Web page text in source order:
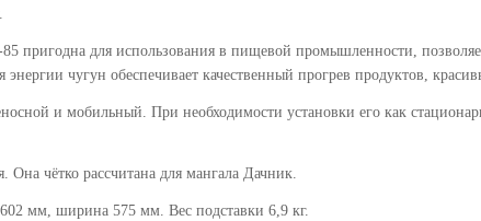
пригодна для использования в пищевой промышленности,
чугун обеспечивает качественный прогрев продуктов,
и мобильный. При необходимости установки его как
Она чётко рассчитана для мангала Дачник.
мм, ширина 575 мм. Вес подставки 6,9 кг.